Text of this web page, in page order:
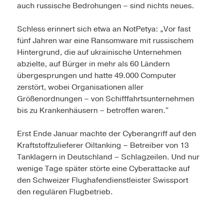
auch russische Bedrohungen – sind nichts neues.
Schless erinnert sich etwa an NotPetya: „Vor fast
fünf Jahren war eine Ransomware mit russischem
Hintergrund, die auf ukrainische Unternehmen
abzielte, auf Bürger in mehr als 60 Ländern
übergesprungen und hatte 49.000 Computer
zerstört, wobei Organisationen aller
Größenordnungen – von Schifffahrtsunternehmen
bis zu Krankenhäusern – betroffen waren.“
Erst Ende Januar machte der Cyberangriff auf den
Kraftstoffzulieferer Oiltanking – Betreiber von 13
Tanklagern in Deutschland – Schlagzeilen. Und nur
wenige Tage später störte eine Cyberattacke auf
den Schweizer Flughafendienstleister Swissport
den regulären Flugbetrieb.